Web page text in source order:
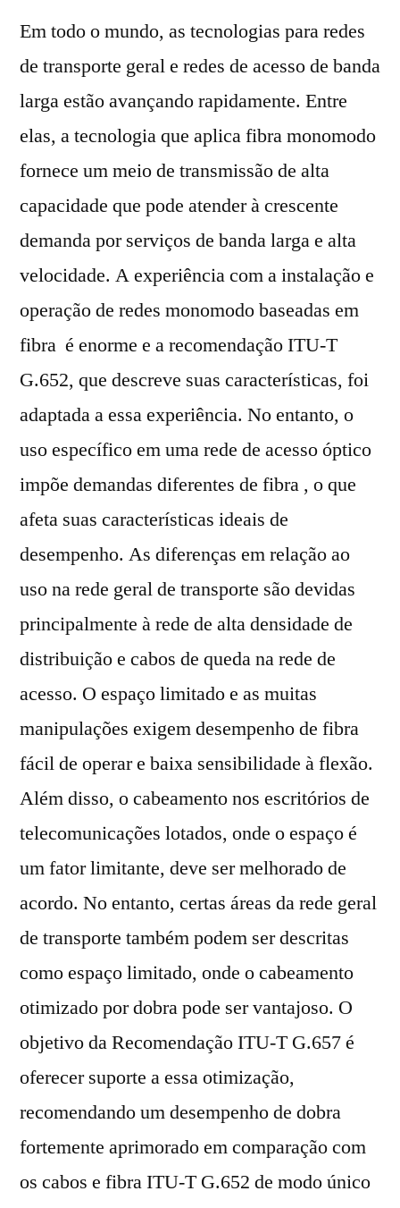
Em todo o mundo, as tecnologias para redes
de transporte geral e redes de acesso de banda
larga estão avançando rapidamente. Entre
elas, a tecnologia que aplica fibra monomodo
fornece um meio de transmissão de alta
capacidade que pode atender à crescente
demanda por serviços de banda larga e alta
velocidade. A experiência com a instalação e
operação de redes monomodo baseadas em
fibra é enorme e a recomendação ITU-T
G.652, que descreve suas características, foi
adaptada a essa experiência. No entanto, o
uso específico em uma rede de acesso óptico
impõe demandas diferentes de fibra , o que
afeta suas características ideais de
desempenho. As diferenças em relação ao
uso na rede geral de transporte são devidas
principalmente à rede de alta densidade de
distribuição e cabos de queda na rede de
acesso. O espaço limitado e as muitas
manipulações exigem desempenho de fibra
fácil de operar e baixa sensibilidade à flexão.
Além disso, o cabeamento nos escritórios de
telecomunicações lotados, onde o espaço é
um fator limitante, deve ser melhorado de
acordo. No entanto, certas áreas da rede geral
de transporte também podem ser descritas
como espaço limitado, onde o cabeamento
otimizado por dobra pode ser vantajoso. O
objetivo da Recomendação ITU-T G.657 é
oferecer suporte a essa otimização,
recomendando um desempenho de dobra
fortemente aprimorado em comparação com
os cabos e fibra ITU-T G.652 de modo único